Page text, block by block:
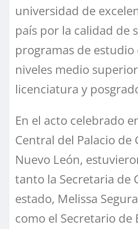
universidad de
país por la calidad de
programas de estudio
niveles medio
licenciatura y
En el acto celebrado
Central del Palacio de
Nuevo León,
tanto la Secretaria de
estado, Melissa
como el Secretario de